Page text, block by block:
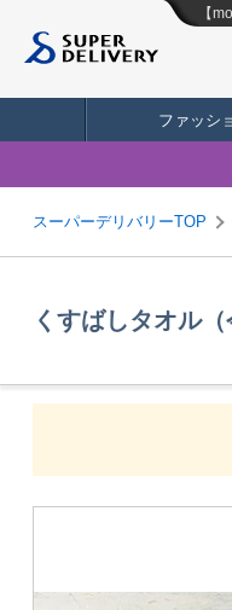
【
ファッシ
スーパーデリバリーTOP
くすばしタオル（